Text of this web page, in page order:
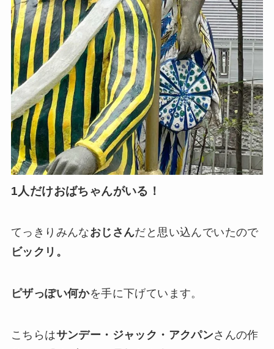
1人だけおばちゃんがいる！
てっきりみんなおじさんだと思い込んでいたので
ビックリ。
ピザっぽい何かを手に下げています。
こちらはサンデー・ジャック・アクパンさんの作